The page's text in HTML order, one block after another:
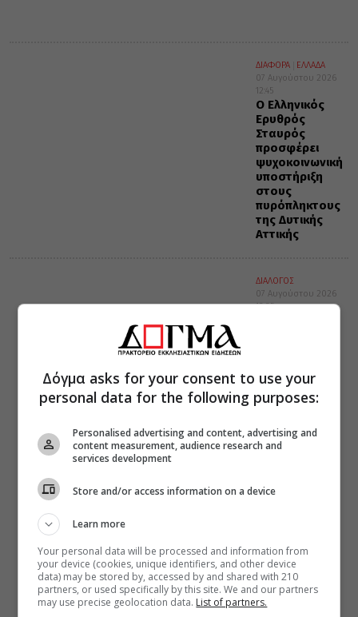
ΔΙΑΦΟΡΑ
ΕΛΛΑΔΑ
07 Αυγούστου 2026
12:45
Ο Ελληνικός
Ερυθρός
Σταυρός
προσφέρει
ψυχοκοινωνική
υποστήριξη
στους
πυρόπληκτους
της Δυτικής
Αττικής
ΔΙΑΛΟΓΟΣ
07 Αυγούστου 2026
12:35
Δόγμα asks for your consent to use your
personal data for the following purposes:
Personalised advertising and content, advertising and
content measurement, audience research and
services development
Store and/or access information on a device
Learn more
Your personal data will be processed and information from
your device (cookies, unique identifiers, and other device
data) may be stored by, accessed by and shared with 210
partners, or used specifically by this site. We and our partners
may use precise geolocation data. List of partners.